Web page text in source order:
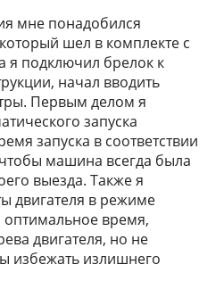
мне понадобился
шел в комплекте с
я подключил брелок к
начал вводить
Первым делом я
запуска
запуска в соответствии
машина всегда была
выезда. Также я
двигателя в режиме
оптимальное время,
двигателя, но не
избежать излишнего